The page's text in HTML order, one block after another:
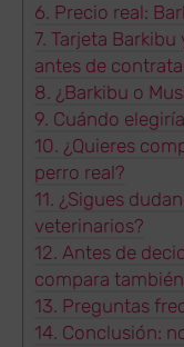
6. Precio real:
7. Tarjeta Barkibu
antes de
8. ¿Barkibu o
9. Cuándo
10. ¿Quieres
perro real?
11. ¿Sigues
veterinarios?
12. Antes de
compara
13. Preguntas
14. Conclusión: